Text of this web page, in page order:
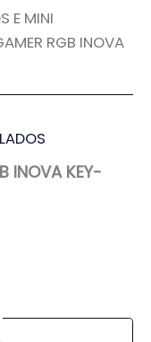
E MINI
RGB INOVA
INOVA KEY-